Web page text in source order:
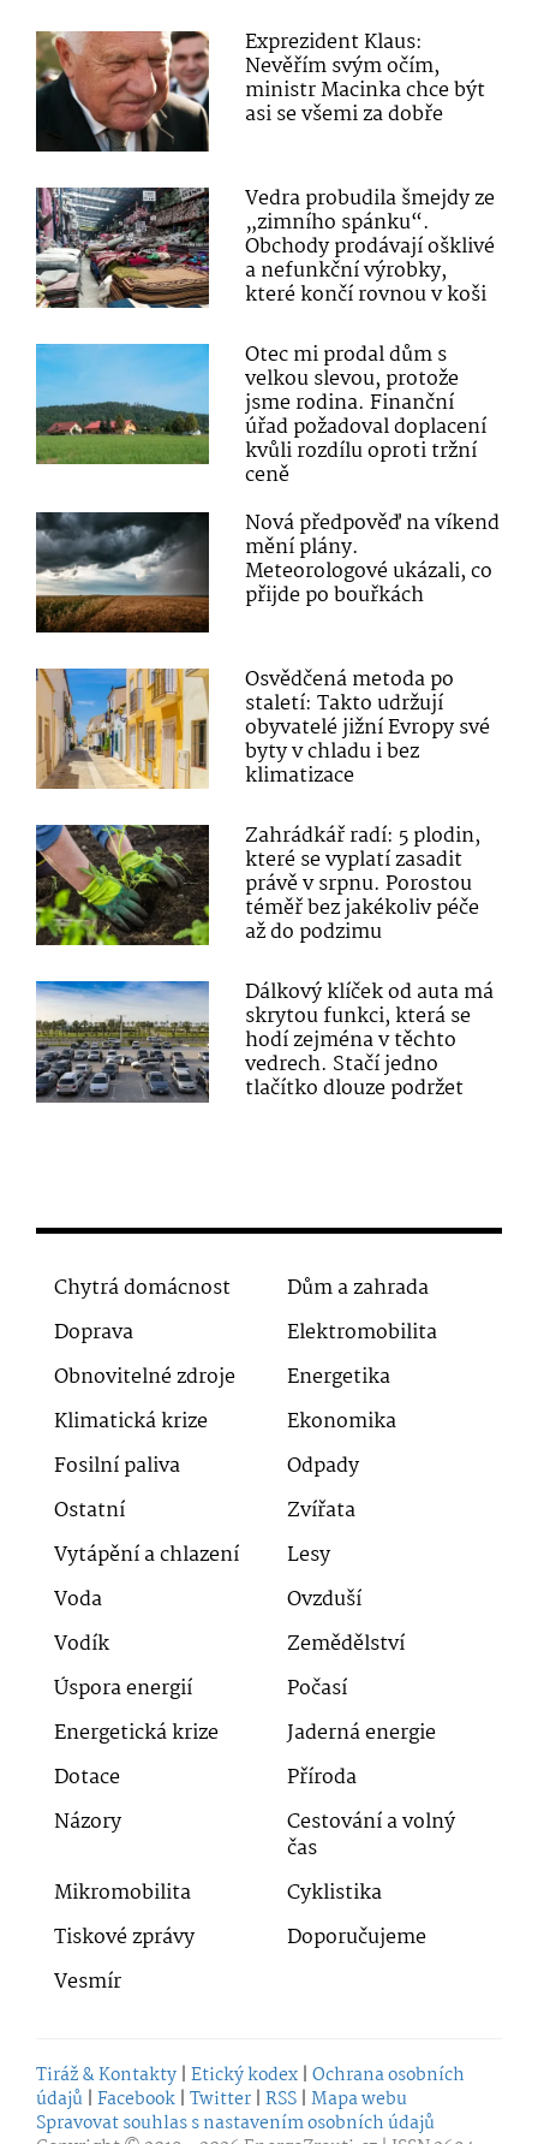
Exprezident Klaus:
Nevěřím svým očím,
ministr Macinka chce být
asi se všemi za dobře
Vedra probudila šmejdy ze
„zimního spánku“.
Obchody prodávají ošklivé
a nefunkční výrobky,
které končí rovnou v koši
Otec mi prodal dům s
velkou slevou, protože
jsme rodina. Finanční
úřad požadoval doplacení
kvůli rozdílu oproti tržní
ceně
Nová předpověď na víkend
mění plány.
Meteorologové ukázali, co
přijde po bouřkách
Osvědčená metoda po
staletí: Takto udržují
obyvatelé jižní Evropy své
byty v chladu i bez
klimatizace
Zahrádkář radí: 5 plodin,
které se vyplatí zasadit
právě v srpnu. Porostou
téměř bez jakékoliv péče
až do podzimu
Dálkový klíček od auta má
skrytou funkci, která se
hodí zejména v těchto
vedrech. Stačí jedno
tlačítko dlouze podržet
Chytrá domácnost
Dům a zahrada
Doprava
Elektromobilita
Obnovitelné zdroje
Energetika
Klimatická krize
Ekonomika
Fosilní paliva
Odpady
Ostatní
Zvířata
Vytápění a chlazení
Lesy
Voda
Ovzduší
Vodík
Zemědělství
Úspora energií
Počasí
Energetická krize
Jaderná energie
Dotace
Příroda
Názory
Cestování a volný
čas
Mikromobilita
Cyklistika
Tiskové zprávy
Doporučujeme
Vesmír
Tiráž & Kontakty | Etický kodex | Ochrana osobních
údajů | Facebook | Twitter | RSS | Mapa webu
Spravovat souhlas s nastavením osobních údajů